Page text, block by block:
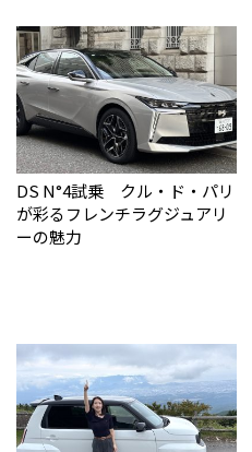
DS N°4試乗 クル・ド・パリ
が彩るフレンチラグジュアリ
ーの魅力